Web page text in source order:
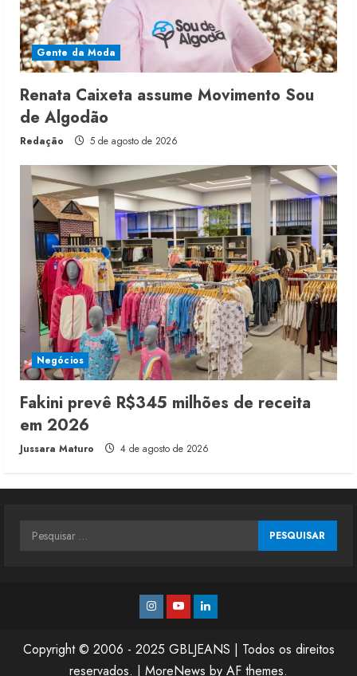
Gente da Moda
Renata Caixeta assume Movimento Sou
de Algodão
Redação 5 de agosto de 2026
Negócios
Fakini prevê R$345 milhões de receita
em 2026
Jussara Maturo 4 de agosto de 2026
Pesquisar
Instagram
YoutubeLinkedin
Copyright © 2006 - 2025 GBLJEANS | Todos os direitos
reservados. | MoreNews by AF themes.